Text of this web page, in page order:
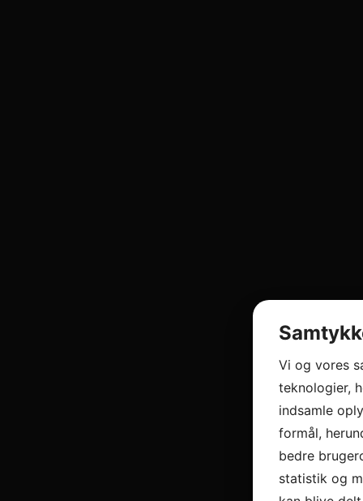
Vi og vores
teknologier,
indsamle
formål,
bedre
statistik og